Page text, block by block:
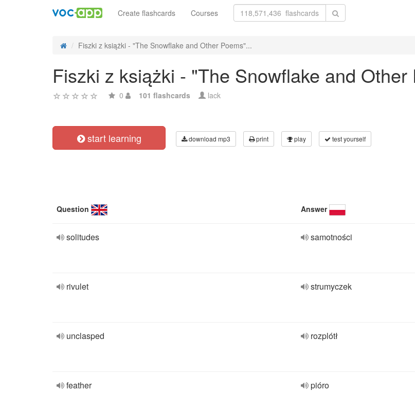
Create flashcards Courses
Fiszki z książki - "The Snowflake and Other Poems"...
Fiszki z książki - "The Snowflake and
0 101 flashcards lack
start learning download mp3 print play test yourself
Question Answer
solitudes samotności
rivulet strumyczek
unclasped rozplótł
feather pióro